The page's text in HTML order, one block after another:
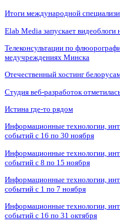
Итоги международной
Elab Media запускает видеоблоги
Телеконсультации по
медучреждениях Минска
Отечественный хостинг
Студия веб-разработок
Истина где-то рядом
Информационные технологии,
событий с 16 по 30 ноября
Информационные технологии,
событий с 8 по 15 ноября
Информационные технологии,
событий с 1 по 7 ноября
Информационные технологии,
событий с 16 по 31 октября